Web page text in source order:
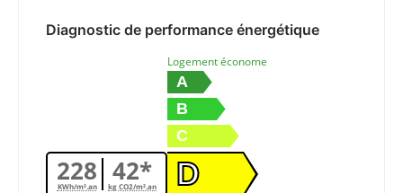
Diagnostic de performance énergétique
228
KWh/m².an 42*
kg CO2/m².an
Logement économe
A
B
C
D